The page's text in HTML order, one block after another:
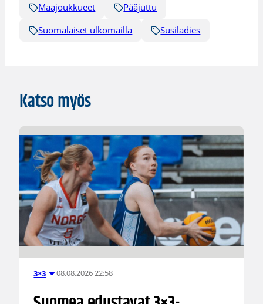
Maajoukkueet
Pääjuttu
Suomalaiset ulkomailla
Susiladies
Katso myös
3×3 08.08.2026 22:58